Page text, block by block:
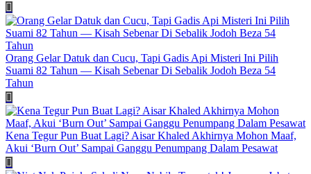
Orang Gelar Datuk dan Cucu, Tapi Gadis Api Misteri Ini Pilih
Suami 82 Tahun — Kisah Sebenar Di Sebalik Jodoh Beza 54
Tahun
Kena Tegur Pun Buat Lagi? Aisar Khaled Akhirnya Mohon Maaf,
Akui ‘Burn Out’ Sampai Ganggu Penumpang Dalam Pesawat